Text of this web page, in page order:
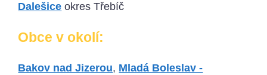
Dalešice okres Třebíč
Obce v okolí:
Bakov nad Jizerou, Mladá Boleslav -